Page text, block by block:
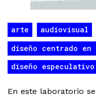
arte audiovisual
diseño centrado
diseño especulativo
En este laboratorio